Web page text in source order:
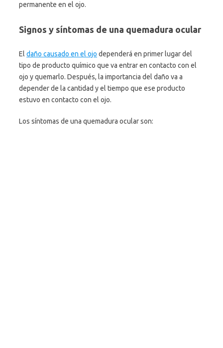
permanente en el ojo.
Signos y síntomas de una quemadura ocular
El daño causado en el ojo dependerá en primer lugar del
tipo de producto químico que va entrar en contacto con el
ojo y quemarlo. Después, la importancia del daño va a
depender de la cantidad y el tiempo que ese producto
estuvo en contacto con el ojo.
Los síntomas de una quemadura ocular son: